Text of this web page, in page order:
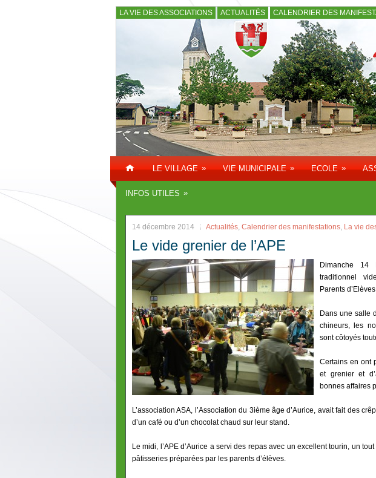
LA VIE DES ASSOCIATIONS ACTUALITÉS CALENDRIER DES
LE VILLAGE » VIE MUNICIPALE » ECOLE »
INFOS UTILES »
14 décembre 2014 Actualités, Calendrier des manifestations, La vie
Le vide grenier de l’APE
Dimanche
traditionnel
Parents
Dans une salle
chineurs, les
sont côtoyés
Certains en ont
et grenier et
bonnes affaires
L’association ASA, l’Association du 3ième âge d’Aurice, avait fait des
d’un café ou d’un chocolat chaud sur leur stand.
Le midi, l’APE d’Aurice a servi des repas avec un excellent tourin, un
pâtisseries préparées par les parents d’élèves.